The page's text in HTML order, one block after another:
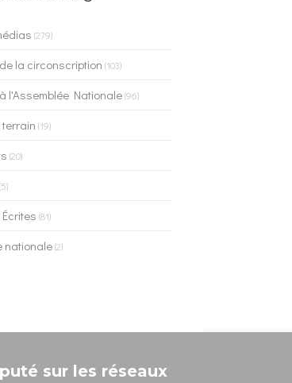
(279)
la circonscription (103)
l'Assemblée Nationale(96)
(19)
(20)
(5)
(81)
nationale(2)
sur les réseaux